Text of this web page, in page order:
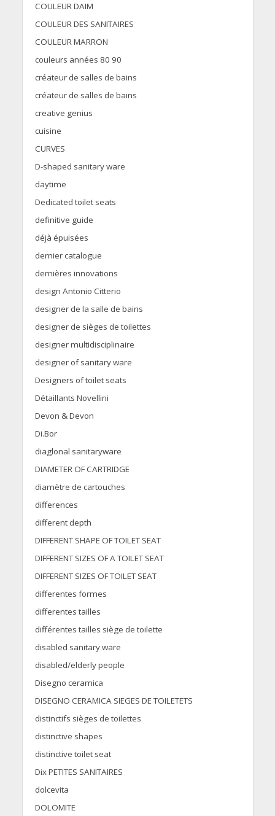
COULEUR DAIM
COULEUR DES SANITAIRES
COULEUR MARRON
couleurs années 80 90
créateur de salles de bains
créateur de salles de bains
creative genius
cuisine
CURVES
D-shaped sanitary ware
daytime
Dedicated toilet seats
definitive guide
déjà épuisées
dernier catalogue
dernières innovations
design Antonio Citterio
designer de la salle de bains
designer de sièges de toilettes
designer multidisciplinaire
designer of sanitary ware
Designers of toilet seats
Détaillants Novellini
Devon & Devon
Di.Bor
diaglonal sanitaryware
DIAMETER OF CARTRIDGE
diamètre de cartouches
differences
different depth
DIFFERENT SHAPE OF TOILET SEAT
DIFFERENT SIZES OF A TOILET SEAT
DIFFERENT SIZES OF TOILET SEAT
differentes formes
differentes tailles
différentes tailles siège de toilette
disabled sanitary ware
disabled/elderly people
Disegno ceramica
DISEGNO CERAMICA SIEGES DE TOILETETS
distinctifs sièges de toilettes
distinctive shapes
distinctive toilet seat
Dix PETITES SANITAIRES
dolcevita
DOLOMITE